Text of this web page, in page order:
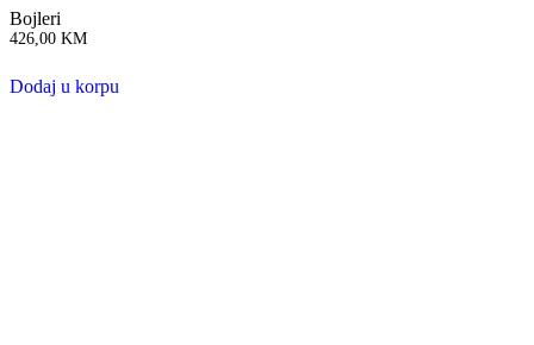
Bojleri
426,00 KM
Dodaj u korpu